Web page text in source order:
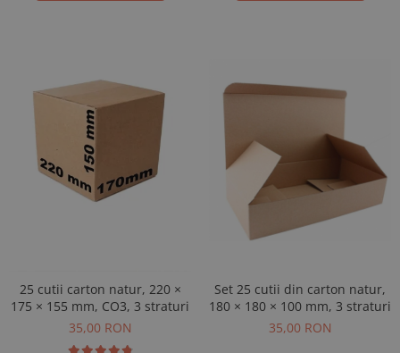
25 cutii carton natur, 220 ×
175 × 155 mm, CO3, 3 straturi
35,00 RON
Set 25 cutii din carton natur,
180 × 180 × 100 mm, 3 straturi
35,00 RON